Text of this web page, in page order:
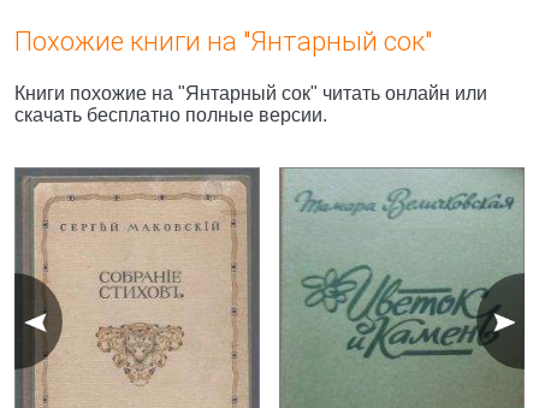
Похожие книги на "Янтарный сок"
Книги похожие на "Янтарный сок" читать онлайн или
скачать бесплатно полные версии.